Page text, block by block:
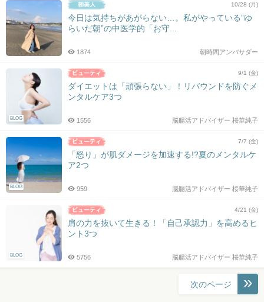
10/28 (月)
今日は気持ちがあがらない…。私がやっている”ゆ
らいだ朝”の中医学的「お守...
朝時間アンバサダー
1874
BLOG
9/1 (金)
ダイエットは「頑張らない」！リバウンドを防ぐメ
ンタルケア3つ
脳腸活アドバイザー 桜華純子
1556
BLOG
7/7 (金)
「怒り」が肌ダメージを加速する!?夏のメンタルケ
ア2つ
脳腸活アドバイザー 桜華純子
959
BLOG
4/21 (金)
肩の力を抜いて生きる！「自己承認力」を高めるヒ
ント3つ
脳腸活アドバイザー 桜華純子
5756
次のページ